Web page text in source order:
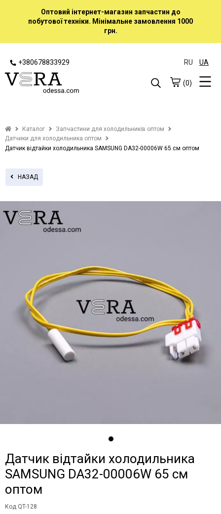
Оптовий інтернет-магазин запчастин до
побутової техніки. Мінімальне замовлення 1000
грн.
+380678833929 RU UA
(0)
Каталог
Запчастини для холодильників оптом
Датчики для холодильника оптом
Датчик відтайки холодильника SAMSUNG DA32-00006W 65 см оптом
НАЗАД
Датчик відтайки холодильника
SAMSUNG DA32-00006W 65 см
оптом
Код QT-128